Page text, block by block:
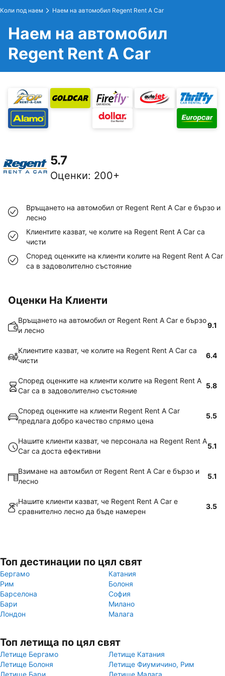
Коли под наем Наем на автомобил Regent Rent A Car
Наем на автомобил
Regent Rent A Car
5.7
Оценки: 200+
Връщането на автомобил от Regent Rent A Car е бързо и
лесно
Клиентите казват, че колите на Regent Rent A Car са
чисти
Според оценките на клиенти колите на Regent Rent A Car
са в задоволително състояние
Оценки На Клиенти
Връщането на автомобил от Regent Rent A Car е бързо
и лесно
9.1
Клиентите казват, че колите на Regent Rent A Car са
чисти
6.4
Според оценките на клиенти колите на Regent Rent A
Car са в задоволително състояние
5.8
Според оценките на клиенти Regent Rent A Car
предлага добро качество спрямо цена
5.5
Нашите клиенти казват, че персонала на Regent Rent A
Car са доста ефективни
5.1
Взимане на автомбил от Regent Rent A Car е бързо и
лесно
5.1
Нашите клиенти казват, че Regent Rent A Car е
сравнително лесно да бъде намерен
3.5
Топ дестинации по цял свят
Бергамо
Катания
Рим
Болоня
Барселона
София
Бари
Милано
Лондон
Малага
Топ летища по цял свят
Летище Бергамо
Летище Катания
Летище Болоня
Летище Фиумичино, Рим
Летище Бари
Летище Малага